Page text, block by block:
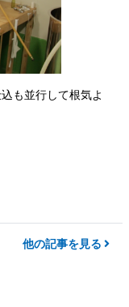
も並行して根気よ
他の記事を見る